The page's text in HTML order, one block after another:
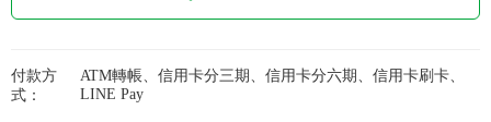
付款方
式：
ATM轉帳、信用卡分三期、信用卡分六期、信用卡刷卡、
LINE Pay